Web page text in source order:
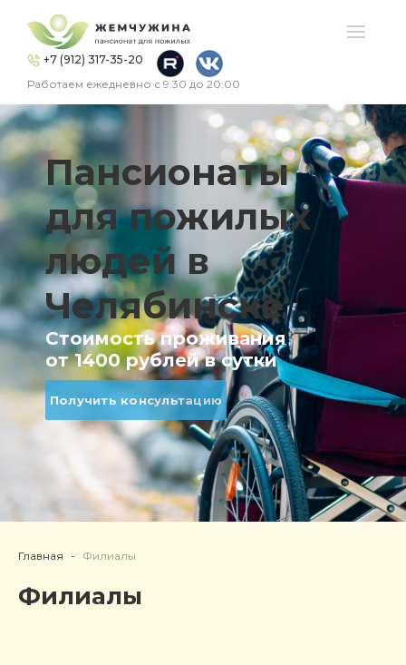
+7 (912) 317-35-20
Работаем ежедневно с 9:30 до 20:00
Пансионаты
для пожилых
людейв
Челябинске
Стоимость проживания
от 1400 рублей в сутки
Получить консультацию
Главная Филиалы
Филиалы